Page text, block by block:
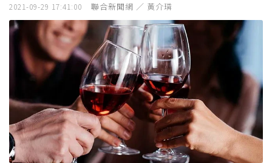
2021-09-29 17:41:00 聯合新聞網 ／ 黃介璘